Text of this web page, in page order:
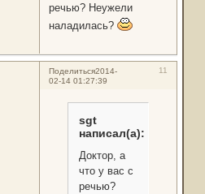
речью? Неужели
наладилась?
Поделиться 11
2014-
02-14 01:27:39
sgt
написал(а):
Доктор, а
что у вас с
речью?